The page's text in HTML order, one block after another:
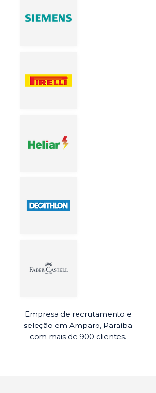
Empresa de recrutamento e
seleção em Amparo, Paraíba
com mais de 900 clientes.